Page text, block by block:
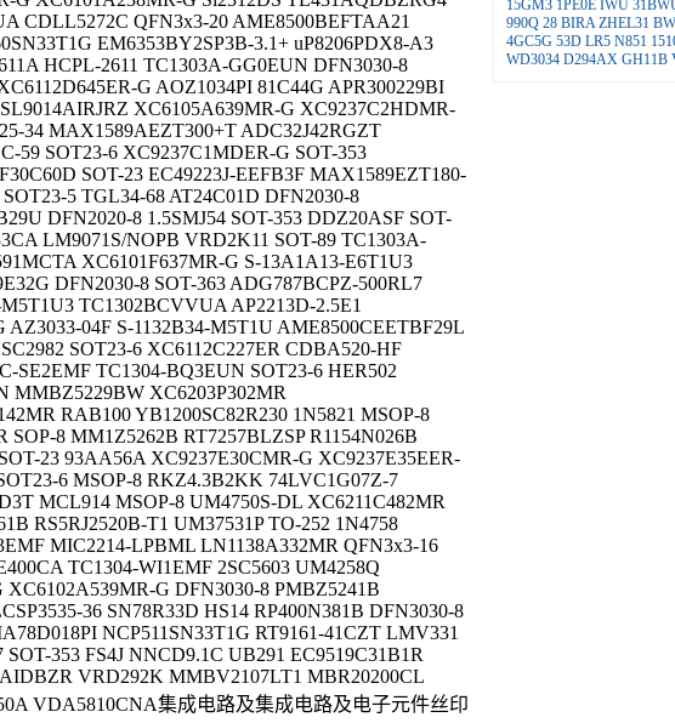
CDLL5272C QFN3x3-20 AME8500BEFTAA21
EM6353BY2SP3B-3.1+ uP8206PDX8-A3
HCPL-2611 TC1303A-GG0EUN DFN3030-8
G AOZ1034PI 81C44G APR300229BI
XC6105A639MR-G XC9237C2HDMR-
34 MAX1589AEZT300+T ADC32J42RGZT
59 SOT23-6 XC9237C1MDER-G SOT-353
SOT-23 EC49223J-EEFB3F MAX1589EZT180-
5 TGL34-68 AT24C01D DFN2030-8
DFN2020-8 1.5SMJ54 SOT-353 DDZ20ASF SOT-
LM9071S/NOPB VRD2K11 SOT-89 TC1303A-
XC6101F637MR-G S-13A1A13-E6T1U3
DFN2030-8 SOT-363 ADG787BCPZ-500RL7
TC1302BCVVUA AP2213D-2.5E1
04F S-1132B34-M5T1U AME8500CEETBF29L
SOT23-6 XC6112C227ER CDBA520-HF
SE2EMF TC1304-BQ3EUN SOT23-6 HER502
MMBZ5229BW XC6203P302MR
RAB100 YB1200SC82R230 1N5821 MSOP-8
8 MM1Z5262B RT7257BLZSP R1154N026B
23 93AA56A XC9237E30CMR-G XC9237E35EER-
6 MSOP-8 RKZ4.3B2KK 74LVC1G07Z-7
MCL914 MSOP-8 UM4750S-DL XC6211C482MR
RS5RJ2520B-T1 UM37531P TO-252 1N4758
MIC2214-LPBML LN1138A332MR QFN3x3-16
TC1304-WI1EMF 2SC5603 UM4258Q
G DFN3030-8 PMBZ5241B
36 SN78R33D HS14 RP400N381B DFN3030-8
NCP511SN33T1G RT9161-41CZT LMV331
353 FS4J NNCD9.1C UB291 EC9519C31B1R
VRD292K MMBV2107LT1 MBR20200CL
VDA5810CNA集成电路及集成电路及电子元件丝印
15GM3 1PE0E IWU
990Q 28 BIRA ZHEL31
4GC5G 53D LR5 N851
WD3034 D294AX GH11B